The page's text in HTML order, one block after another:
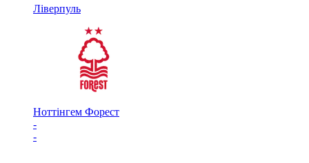
Ліверпуль
Ноттінгем Форест
-
-